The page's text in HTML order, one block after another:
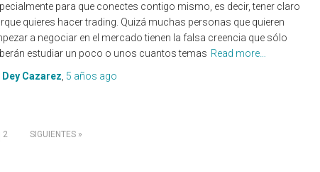
para que conectes contigo mismo, es decir, tener claro
quieres hacer trading. Quizá muchas personas que quieren
a negociar en el mercado tienen la falsa creencia que sólo
estudiar un poco o unos cuantos temas Read more…
Dey Cazarez 5 años ago
2 SIGUIENTES